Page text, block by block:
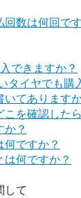
数は何回で
できますか？
タイヤでも購
てあります
を確認した
か？
何ですか？
は何ですか？
して